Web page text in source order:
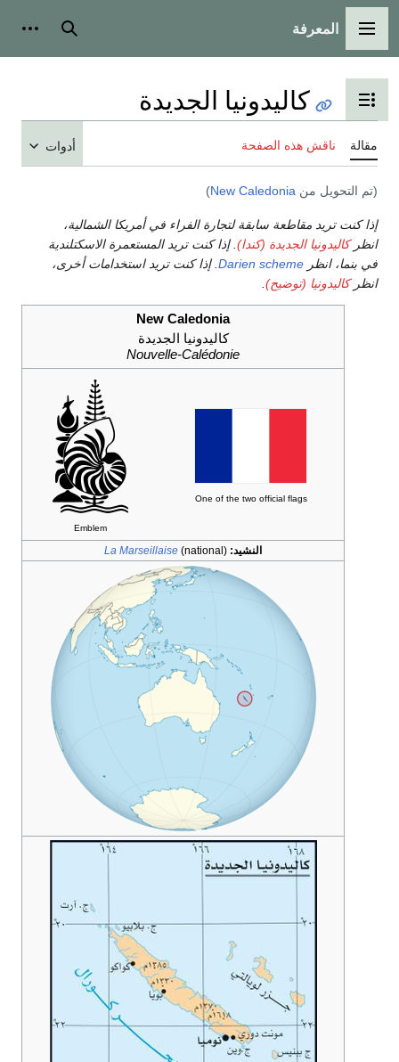
القائمة الرئيسية
المعرفة بحث
تبديل عرض جدول المحتويات
كاليدونيا الجديدة
مقالة ناقش هذه الصفحة أدوات
(تم التحويل منNew Caledonia
)
إذا كنت تريد مقاطعة سابقة لتجارة الفراء في أمريكا الشمالية،
انظر كاليدونيا الجديدة (كندا). إذا كنت تريد المستعمرة الاسكتلندية
في بنما، انظر Darien scheme. إذا كنت تريد استخدامات أخرى،
انظر كاليدونيا (توضيح).
New Caledonia
كاليدونيا الجديدة
Nouvelle-Calédonie
One of the two official flags
Emblem
النشيد: La Marseillaise(national)